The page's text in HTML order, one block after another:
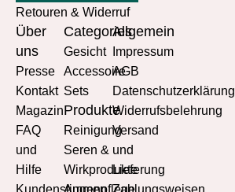
Retouren & Widerruf
Über
uns
Presse
Kontakt
Magazin
FAQ
und
Hilfe
Kundenstimmen
Categories
Gesicht
Accessoire
Sets
Produkte
Reinigung
Seren &
Wirkprodukte
Augenpflege
Allgemein
Impressum
AGB
Datenschutzerklärung
Widerrufsbelehrung
Versand
und
Lieferung
Zahlungsweisen